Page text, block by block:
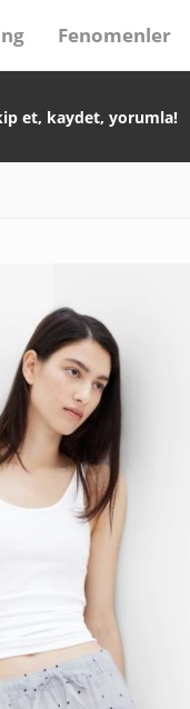
Fenomenler
et, kaydet, yorumla!